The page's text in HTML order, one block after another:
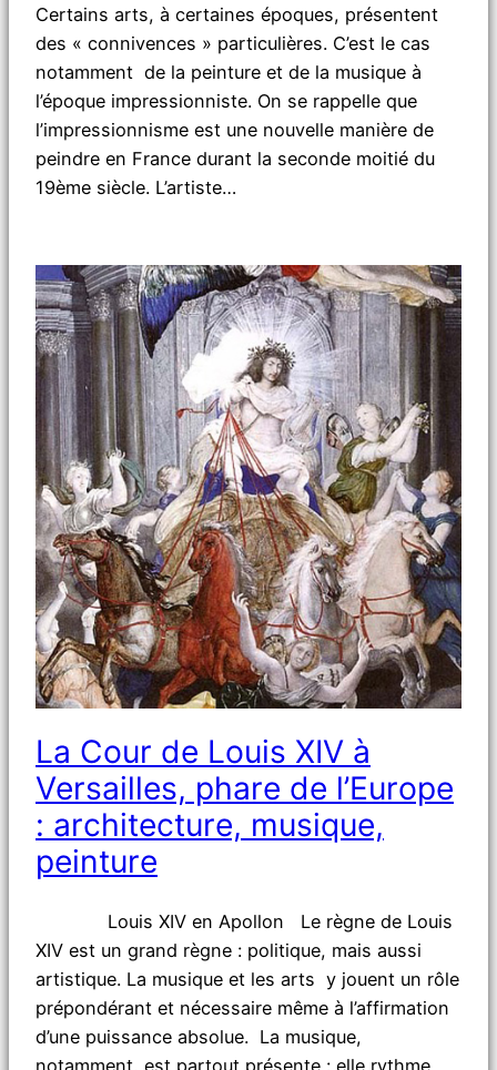
Certains arts, à certaines époques, présentent
des « connivences » particulières. C’est le cas
notamment de la peinture et de la musique à
l’époque impressionniste. On se rappelle que
l’impressionnisme est une nouvelle manière de
peindre en France durant la seconde moitié du
19ème siècle. L’artiste…
La Cour de Louis XIV à
Versailles, phare de l’Europe
: architecture, musique,
peinture
Louis XIV en Apollon Le règne de Louis
XIV est un grand règne : politique, mais aussi
artistique. La musique et les arts y jouent un rôle
prépondérant et nécessaire même à l’affirmation
d’une puissance absolue. La musique,
notamment, est partout présente : elle rythme